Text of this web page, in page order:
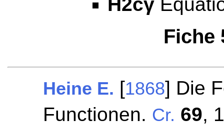
Fiche
Heine E. [1868] Die
Functionen. Cr. 69,